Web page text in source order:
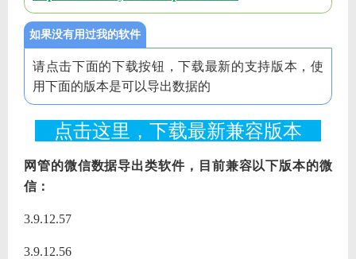
如果没有用过我的软件
请点击下面的下载按钮，下载最新的支持版本，使
用下面的版本是可以导出数据的
点击这里，下载最新兼容版本
网管的微信数据导出类软件，目前兼容以下版本的微
信：
3.9.12.57
3.9.12.56